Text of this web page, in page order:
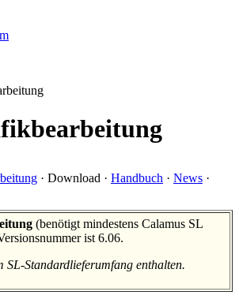
· Download · Handbuch · News ·
(benötigt mindestens Calamus SL
ist 6.06.
SL-Standardlieferumfang enthalten.